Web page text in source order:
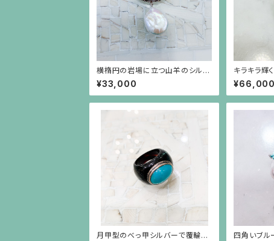
横楕円の岩場に立つ山羊のシルバ
ープレートに白い大粒バロックパ
ールが揺れるブローチ兼ペンダン
ト
¥33,000
キラキラ輝
3ct）の植物
ーリング
¥66,000
月甲型のべっ甲シルバーで覆輪し
四角いブル